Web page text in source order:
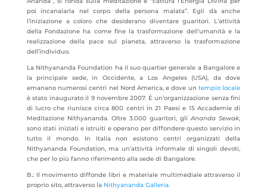
poi incanalarla nel corpo della persona malata”. Egli dà anche
l’iniziazione a coloro che desiderano diventare guaritori. L’attività
della Fondazione ha come fine la trasformazione dell’umanità e la
realizzazione della pace sul pianeta, attraverso la trasformazione
dell’individuo.
La Nithyananda Foundation ha il suo quartier generale a Bangalore e
la principale sede, in Occidente, a Los Angeles (USA), da dove
emanano numerosi centri nel Nord America, e dove un tempio locale
è stato inaugurato il 9 novembre 2007. È un’organizzazione senza fini
di lucro che riunisce circa 800 centri in 21 Paesi e 15 Accademie di
Meditazione Nithyananda. Oltre 3.000 guaritori, gliAnanda Sewak,
sono stati iniziati e istruiti e operano per diffondere questo servizio in
tutto il mondo. In Italia non esistono centri organizzati della
Nithyananda Foundation, ma un’attività informale di singoli devoti,
che per lo più fanno riferimento alla sede di Bangalore.
B.: Il movimento diffonde libri e materiale multimediale attraverso il
proprio sito, attraverso la Nithyananda Galleria.